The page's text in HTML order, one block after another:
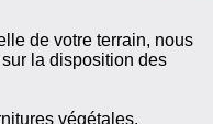
de votre terrain, nous
la disposition des
végétales.